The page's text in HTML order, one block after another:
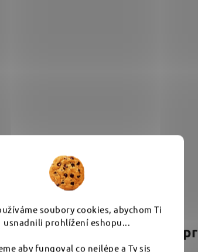
soubory cookies, abychom Ti
usnadnili prohlížení eshopu...
aby fungoval co nejlépe a Ty sis
je to
Objev Fictech -